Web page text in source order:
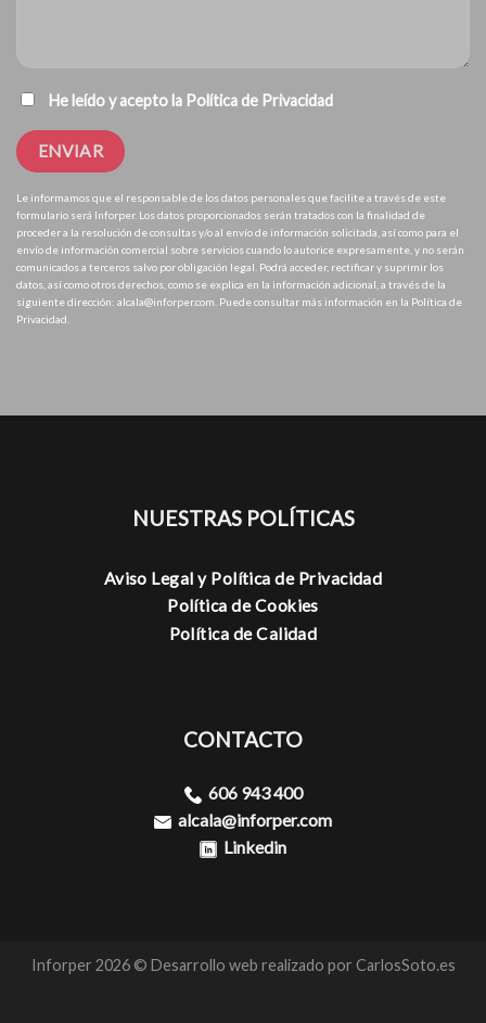
He leído y acepto la Política de Privacidad
Le informamos que el responsable de los datos personales que facilite a través de este
formulario será Inforper. Los datos proporcionados serán tratados con la finalidad de
proceder a la resolución de consultas y/o al envío de información solicitada, así como para el
envío de información comercial sobre servicios cuando lo autorice expresamente, y no serán
comunicados a terceros salvo por obligación legal. Podrá acceder, rectificar y suprimir los
datos, así como otros derechos, como se explica en la información adicional, a través de la
siguiente dirección: alcala@inforper.com. Puede consultar más información en la Política de
Privacidad.
NUESTRAS POLÍTICAS
Aviso Legal y Política de Privacidad
Política de Cookies
Política de Calidad
CONTACTO
606 943 400
alcala@inforper.com
Linkedin
Inforper 2026 © Desarrollo web realizado por CarlosSoto.es